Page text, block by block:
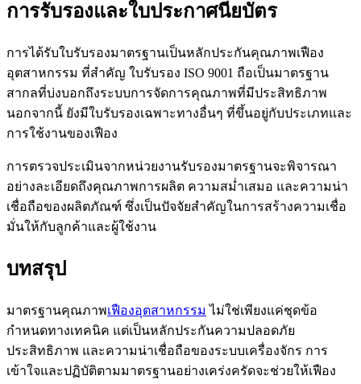
การรับรองและใบประกาศนียบัตร
การได้รับใบรับรองมาตรฐานเป็นหลักประกันคุณภาพเฟือง
อุตสาหกรรม ที่สำคัญ ใบรับรอง ISO 9001 ถือเป็นมาตรฐาน
สากลที่บ่งบอกถึงระบบการจัดการคุณภาพที่มีประสิทธิภาพ
นอกจากนี้ ยังมีใบรับรองเฉพาะทางอื่นๆ ที่ขึ้นอยู่กับประเภทและ
การใช้งานของเฟือง
การตรวจประเมินจากหน่วยงานรับรองมาตรฐานจะพิจารณา
อย่างละเอียดถึงคุณภาพการผลิต ความสม่ำเสมอ และความน่า
เชื่อถือของผลิตภัณฑ์ ซึ่งเป็นปัจจัยสำคัญในการสร้างความเชื่อ
มั่นให้กับลูกค้าและผู้ใช้งาน
บทสรุป
มาตรฐานคุณภาพเฟืองอุตสาหกรรม ไม่ใช่เพียงแค่ชุดข้อ
กำหนดทางเทคนิค แต่เป็นหลักประกันความปลอดภัย
ประสิทธิภาพ และความน่าเชื่อถือของระบบเครื่องจักร การ
เข้าใจและปฏิบัติตามมาตรฐานอย่างเคร่งครัดจะช่วยให้เฟือง